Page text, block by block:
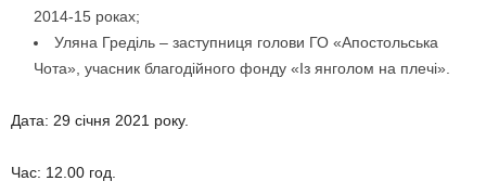
2014-15 роках;
Уляна Греділь – заступниця голови ГО «Апостольська
Чота», учасник благодійного фонду «Із янголом на плечі».
Дата: 29 січня 2021 року.
Час: 12.00 год.